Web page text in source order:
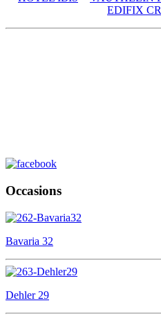
EDIFIX
Occasions
Bavaria 32
Dehler 29